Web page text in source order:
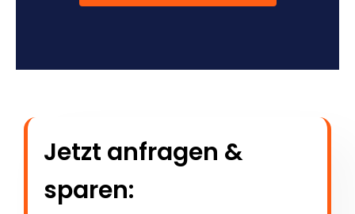
Jetzt anfragen &
sparen: